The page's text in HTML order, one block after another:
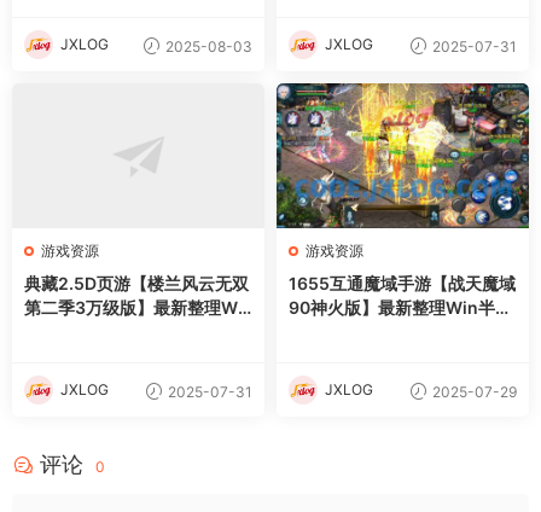
地注册+加解密工具+运维后台
+管理后台+代理后台+CDK授
JXLOG 2025-08-03
+视频教程
JXLOG 2025-07-31
游戏资源
典藏2.5D页游【楼兰风云无双
第二季3万级版】最新整理Wi
JXLOG 2025-07-31
游戏资源
1655互通魔域手游【战天魔域
90神火版】最新整理Win半手
频教程JXLOG 2025-07-29
评论 0